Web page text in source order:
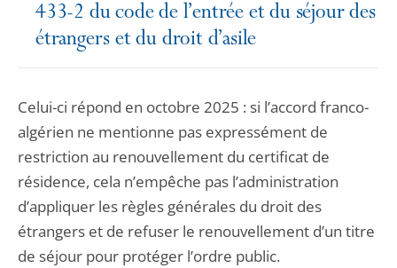
433-2 du code de l’entrée et du séjour des
étrangers et du droit d’asile
Celui-ci répond en octobre 2025 : si l’accord franco-
algérien ne mentionne pas expressément de
restriction au renouvellement du certificat de
résidence, cela n’empêche pas l’administration
d’appliquer les règles générales du droit des
étrangers et de refuser le renouvellement d’un titre
de séjour pour protéger l’ordre public.